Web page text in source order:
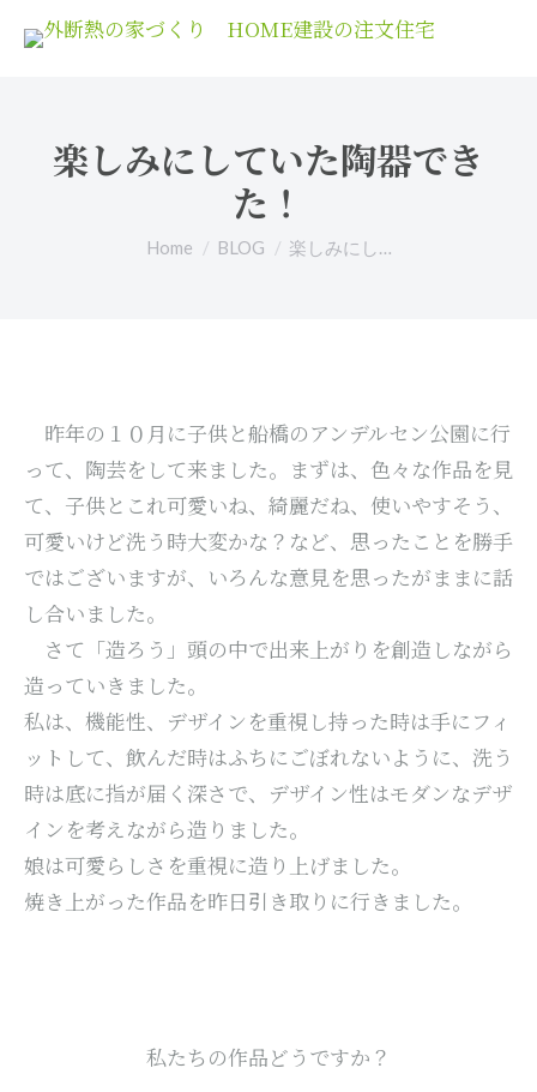
楽しみにしていた陶器でき
た！
You are here:
Home BLOG 楽しみにし…
昨年の１０月に子供と船橋のアンデルセン公園に行
って、陶芸をして来ました。まずは、色々な作品を見
て、子供とこれ可愛いね、綺麗だね、使いやすそう、
可愛いけど洗う時大変かな？など、思ったことを勝手
ではございますが、いろんな意見を思ったがままに話
し合いました。
さて「造ろう」頭の中で出来上がりを創造しながら
造っていきました。
私は、機能性、デザインを重視し持った時は手にフィ
ットして、飲んだ時はふちにごぼれないように、洗う
時は底に指が届く深さで、デザイン性はモダンなデザ
インを考えながら造りました。
娘は可愛らしさを重視に造り上げました。
焼き上がった作品を昨日引き取りに行きました。
私たちの作品どうですか？